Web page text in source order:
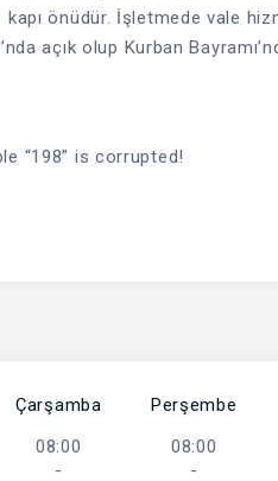
kapı önüdür. İşletmede vale
açık olup Kurban
“198” is corrupted!
Çarşamba
08:00
-
Perşembe
08:00
-